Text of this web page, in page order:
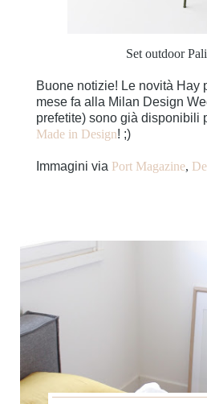
Set outdoor
Buone notizie! Le novità Hay
mese fa alla Milan Design
prefetite) sono già disponibili
Made in Design! ;)
Immagini via Port Magazine,